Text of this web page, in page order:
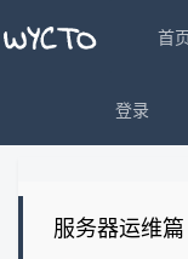
首
登录
服务器运维篇